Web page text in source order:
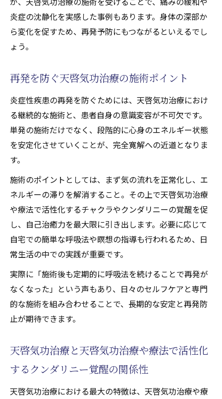
天啓気功治療や療法で活性化するクンダリ
ニー覚醒で免疫力を保つ秘訣
天啓気功治療がもたらす霊的成長の意義
天啓気功治療や療法で活性化するクンダリ
ニー覚醒と内面変容のプロセス
天啓気功治療や療法でのチャクラ活性化に
よる心の浄化体験
践
天啓気功治療の霊的サポートと安心感
炎症の沈静化を実感した事例もあります。身体の深部か
ら変化を促すため、再発予防にもつながるといえるでし
ょう。
再発を防ぐ天啓気功治療の施術ポイント
炎症性疾患の再発を防ぐためには、天啓気功治療におけ
る継続的な施術と、患者自身の意識変容が不可欠です。
単発の施術だけでなく、段階的に心身のエネルギー状態
を安定化させていくことが、完全寛解への近道となりま
す。
施術のポイントとしては、まず気の流れを正常化し、エ
ネルギーの滞りを解消すること。その上で天啓気功治療
や療法で活性化するチャクラやクンダリニーの覚醒を促
し、自己治癒力を最大限に引き出します。必要に応じて
自宅での簡単な呼吸法や瞑想の指導も行われるため、日
常生活の中での実践が重要です。
実際に「施術後も定期的に呼吸法を続けることで再発が
なくなった」という声もあり、日々のセルフケアと専門
的な施術を組み合わせることで、長期的な安定と再発防
止が期待できます。
天啓気功治療と天啓気功治療や療法で活性化
するクンダリニー覚醒の関係性
天啓気功治療における最大の特徴は、天啓気功治療や療